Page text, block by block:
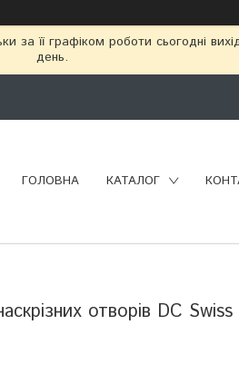
за її графіком роботи сьогодні
день.
ГОЛОВНА КАТАЛОГ
отворів DC Swiss